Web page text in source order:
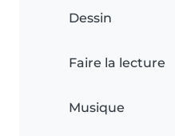
Dessin
Faire la lecture
Musique